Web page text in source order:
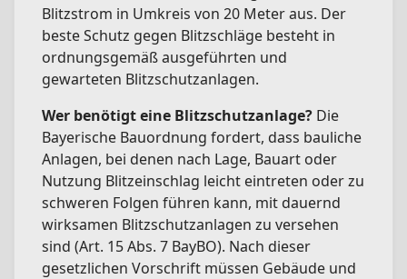
Blitzstrom in Umkreis von 20 Meter aus. Der
beste Schutz gegen Blitzschläge besteht in
ordnungsgemäß ausgeführten und
gewarteten Blitzschutzanlagen.
Wer benötigt eine Blitzschutzanlage? Die
Bayerische Bauordnung fordert, dass bauliche
Anlagen, bei denen nach Lage, Bauart oder
Nutzung Blitzeinschlag leicht eintreten oder zu
schweren Folgen führen kann, mit dauernd
wirksamen Blitzschutzanlagen zu versehen
sind (Art. 15 Abs. 7 BayBO). Nach dieser
gesetzlichen Vorschrift müssen Gebäude und